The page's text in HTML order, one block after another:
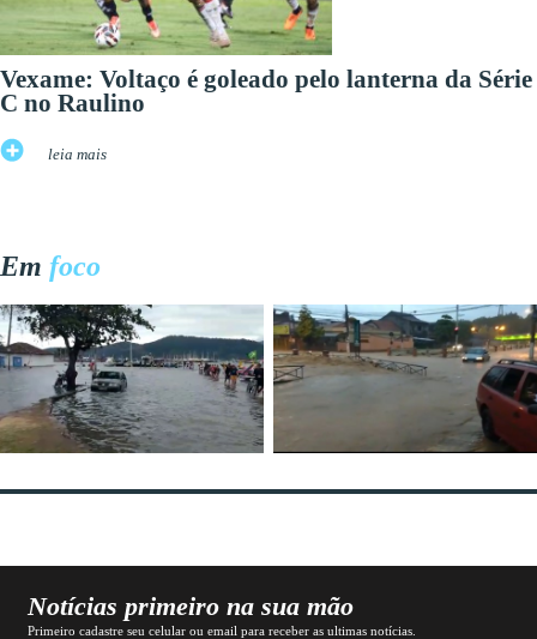
Vexame: Voltaço é goleado pelo lanterna da Série
C no Raulino
leia mais
Em foco
Notícias primeiro na sua mão
Primeiro cadastre seu celular ou email para receber as ultimas notícias.